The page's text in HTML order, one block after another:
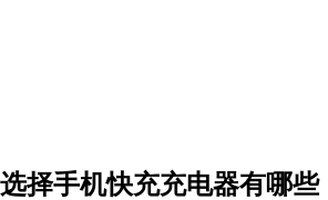
择手机快充充电器有哪些